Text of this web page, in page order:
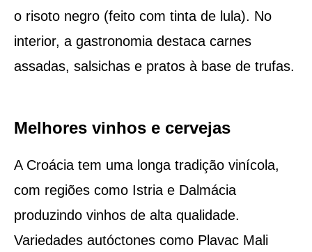
o risoto negro (feito com tinta de lula). No
interior, a gastronomia destaca carnes
assadas, salsichas e pratos à base de trufas.
Melhores vinhos e cervejas
A Croácia tem uma longa tradição vinícola,
com regiões como Istria e Dalmácia
produzindo vinhos de alta qualidade.
Variedades autóctones como Plavac Mali